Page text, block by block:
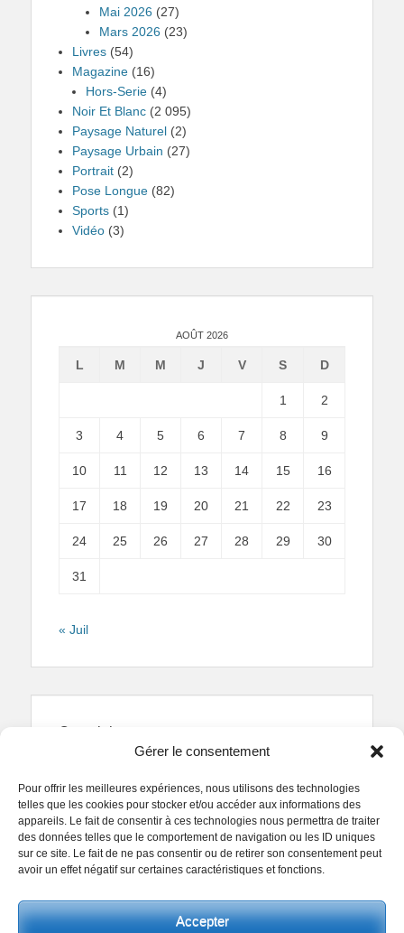
Gérer le consentement
Pour offrir les meilleures expériences, nous utilisons des technologies
telles que les cookies pour stocker et/ou accéder aux informations des
appareils. Le fait de consentir à ces technologies nous permettra de traiter
des données telles que le comportement de navigation ou les ID uniques
sur ce site. Le fait de ne pas consentir ou de retirer son consentement peut
avoir un effet négatif sur certaines caractéristiques et fonctions.
Accepter
Mai 2026 (27)
Mars 2026 (23)
Livres (54)
Magazine (16)
Hors-Serie (4)
Noir Et Blanc (2 095)
Paysage Naturel (2)
Paysage Urbain (27)
Portrait (2)
Pose Longue (82)
Sports (1)
Vidéo (3)
AOÛT 2026
L M M J V S D
1 2
3 4 5 6 7 8 9
10 11 12 13 14 15 16
17 18 19 20 21 22 23
24 25 26 27 28 29 30
31
« Juil
Copyright
Reproduction interdite.Textes et photographies
© Regards Parisiens 2011-2026.
Copyright © 2026Collectif Regards Parisiens. All
Rights Reserved.Politique de confidentialité